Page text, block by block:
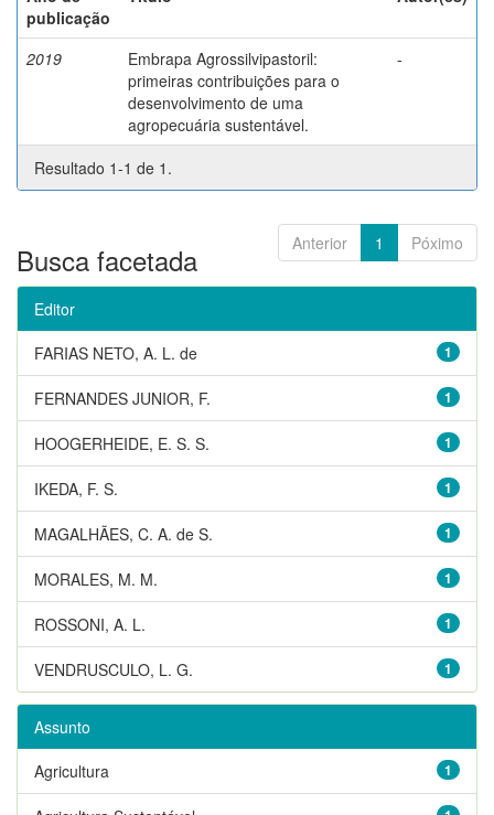
publicação
2019
Embrapa Agrossilvipastoril:
primeiras contribuições para o
desenvolvimento de uma
agropecuária sustentável.
-
Resultado 1-1 de 1.
Anterior 1 Póximo
Busca facetada
Editor
1
FARIAS NETO, A. L. de
1
FERNANDES JUNIOR, F.
1
HOOGERHEIDE, E. S. S.
1
IKEDA, F. S.
1
MAGALHÃES, C. A. de S.
1
MORALES, M. M.
1
ROSSONI, A. L.
1
VENDRUSCULO, L. G.
Assunto
1
Agricultura